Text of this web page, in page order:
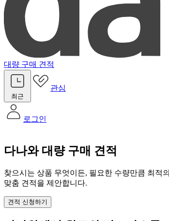
대량 구매 견적
최근
관심
로그인
다나와 대량 구매 견적
찾으시는 상품 무엇이든, 필요한 수량만큼 최적의
맞춤 견적을 제안합니다.
견적 신청하기